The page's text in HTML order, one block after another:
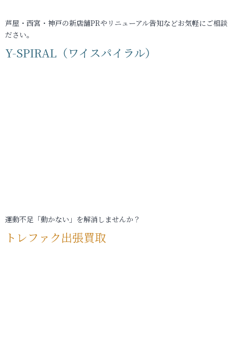
芦屋・西宮・神戸の新店舗PRやリニューアル告知などお気軽にご相
ださい。
Y-SPIRAL（ワイスパイラル）
運動不足「動かない」を解消しませんか？
トレファク出張買取